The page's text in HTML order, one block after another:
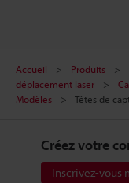
Accueil Produits
déplacement laser
Modèles
Têtes de
Créez votre
Inscrivez-vous